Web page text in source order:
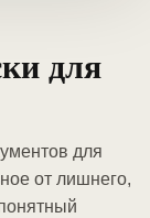
для
для
от лишнего,